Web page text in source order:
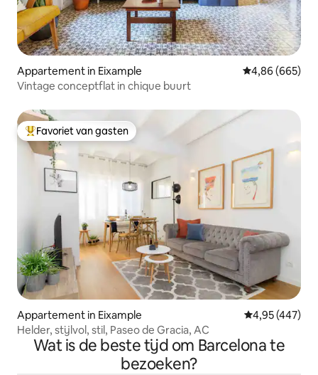
Appartement in Eixample Gemiddelde
4,86 (665)
Vintage conceptflat in chique buurt
Topfavoriet van gasten
Favoriet van gasten
Appartement in Eixample Gemiddelde
4,95 (447)
Helder, stijlvol, stil, Paseo de Gracia, AC
Wat is de beste tijd om Barcelona te
bezoeken?